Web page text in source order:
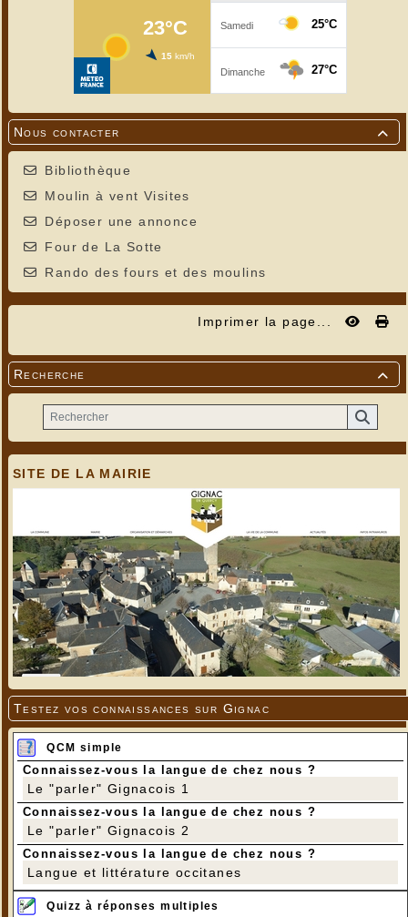

Nous contacter
Bibliothèque
Moulin à vent Visites
Déposer une annonce
Four de La Sotte
Rando des fours et des moulins
Imprimer la page...

Recherche
SITE DE LA MAIRIE
Testez vos connaissances sur Gignac
QCM simple
Connaissez-vous la langue de chez nous ?
Le "parler" Gignacois 1
Connaissez-vous la langue de chez nous ?
Le "parler" Gignacois 2
Connaissez-vous la langue de chez nous ?
Langue et littérature occitanes
Quizz à réponses multiples